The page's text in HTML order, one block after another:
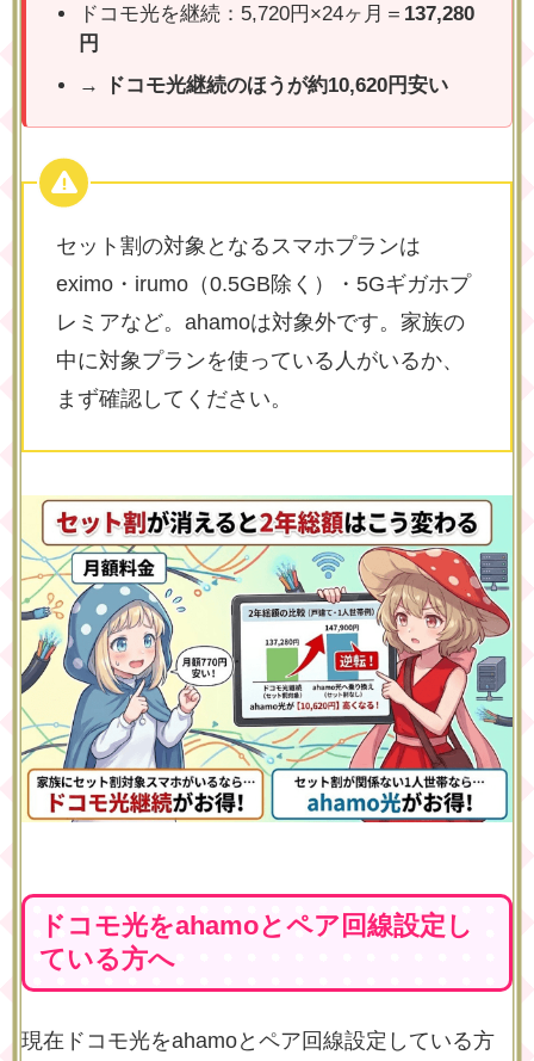
ドコモ光を継続：5,720円×24ヶ月＝ 137,280
円
→
ドコモ光継続のほうが約10,620円安い
セット割の対象となるスマホプランは
eximo・irumo（0.5GB除く）・5Gギガホプ
レミアなど。ahamoは対象外です。家族の
中に対象プランを使っている人がいるか、
まず確認してください。
ドコモ光をahamoとペア回線設定し
ている方へ
現在ドコモ光をahamoとペア回線設定している方